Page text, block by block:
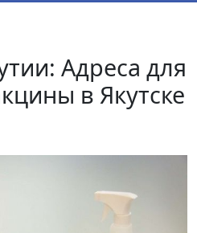
Адреса для
в Якутске